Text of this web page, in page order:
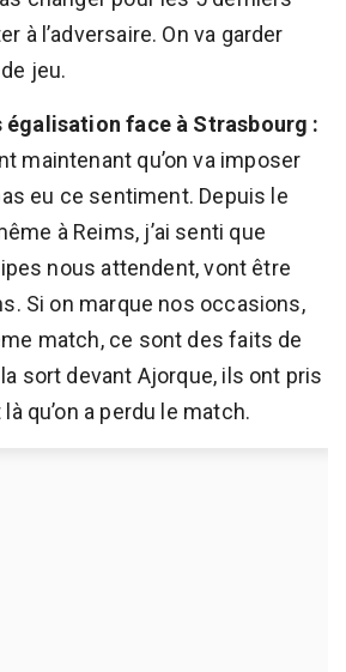
à l’adversaire. On va garder
jeu.
face à Strasbourg :
maintenant qu’on va imposer
eu ce sentiment. Depuis le
à Reims, j’ai senti que
nous attendent, vont être
Si on marque nos occasions,
match, ce sont des faits de
sort devant Ajorque, ils ont pris
qu’on a perdu le match.